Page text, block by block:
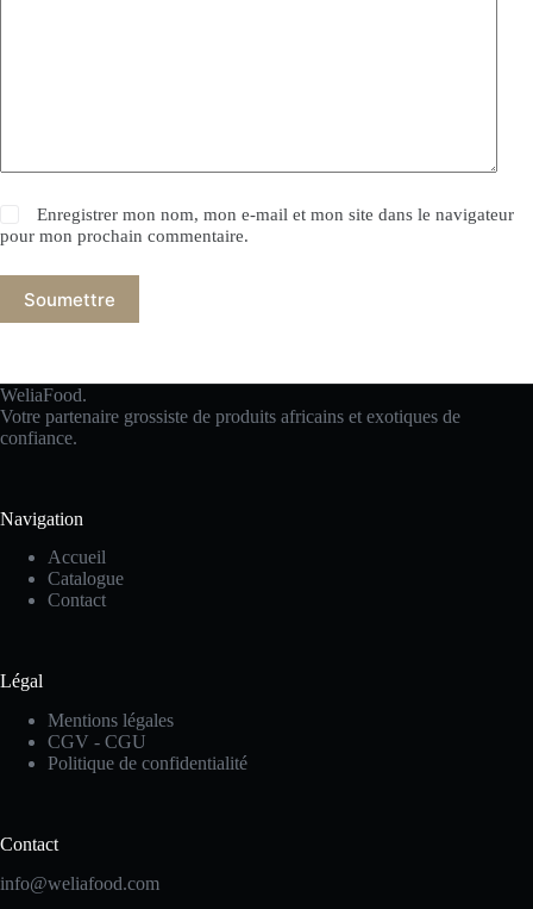
Enregistrer mon nom, mon e-mail et mon site dans le navigateur
pour mon prochain commentaire.
Soumettre
WeliaFood.
Votre partenaire grossiste de produits africains et exotiques de
confiance.
Navigation
Accueil
Catalogue
Contact
Légal
Mentions légales
CGV - CGU
Politique de confidentialité
Contact
info@weliafood.com